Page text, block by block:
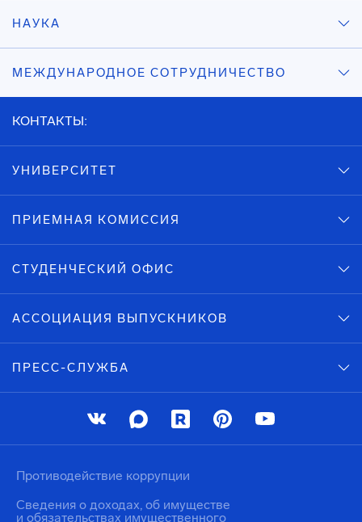
НАУКА
МЕЖДУНАРОДНОЕ СОТРУДНИЧЕСТВО
КОНТАКТЫ:
УНИВЕРСИТЕТ
ПРИЕМНАЯ КОМИССИЯ
СТУДЕНЧЕСКИЙ ОФИС
АССОЦИАЦИЯ ВЫПУСКНИКОВ
ПРЕСС-СЛУЖБА
Противодействие коррупции
Сведения о доходах, об имуществе
и обязательствах имущественного